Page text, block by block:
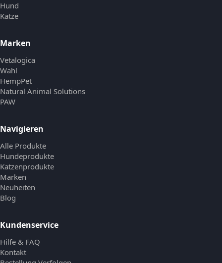
Hund
Katze
Marken
Vetalogica
Wahl
HempPet
Natural Animal Solutions
PAW
Navigieren
Alle Produkte
Hundeprodukte
Katzenprodukte
Marken
Neuheiten
Blog
Kundenservice
Hilfe & FAQ
Kontakt